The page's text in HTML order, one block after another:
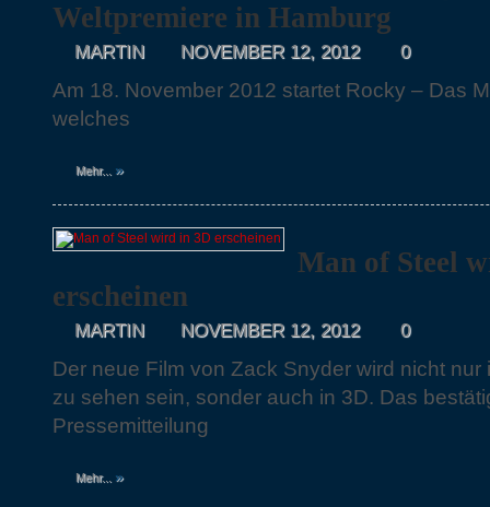
Weltpremiere in Hamburg
MARTIN NOVEMBER 12, 2012 0
Am 18. November 2012 startet Rocky – Das
welches
Mehr... »
Man of Steel
erscheinen
MARTIN NOVEMBER 12, 2012 0
Der neue Film von Zack Snyder wird nicht nur
zu sehen sein, sonder auch in 3D. Das
Pressemitteilung
Mehr... »